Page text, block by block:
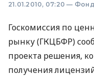
21.01.2010, 07:20 —
Госкомиссия по
рынку (ГКЦБФР)
проекта решения,
получения